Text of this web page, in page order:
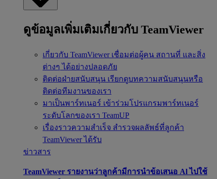
ดูข้อมูลเพิ่มเติมเกี่ยวกับ TeamViewer
เกี่ยวกับ TeamViewer เชื่อมต่อผู้คน สถานที่ และสิ่ง
ต่างๆ ได้อย่างปลอดภัย
ติดต่อฝ่ายสนับสนุน เรียกดูบทความสนับสนุนหรือ
ติดต่อทีมงานของเรา
มาเป็นพาร์ทเนอร์ เข้าร่วมโปรแกรมพาร์ทเนอร์
ระดับโลกของเรา TeamUP
เรื่องราวความสำเร็จ สำรวจผลลัพธ์ที่ลูกค้า
TeamViewer ได้รับ
ข่าวสาร
TeamViewer รายงานว่าลูกค้ามีการนำข้อเสนอ Al ไปใช้